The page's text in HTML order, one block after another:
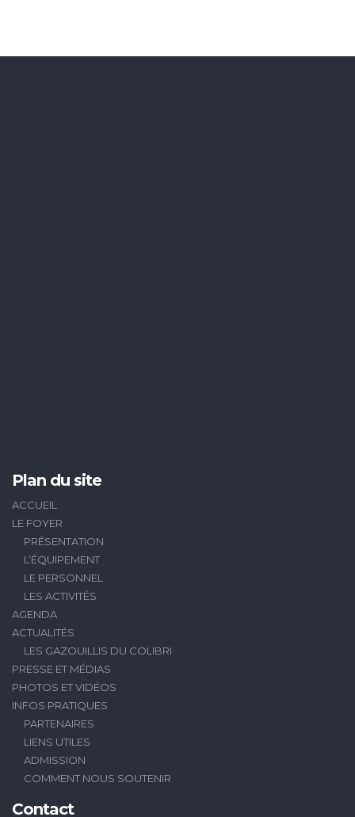
Plan du site
ACCUEIL
LE FOYER
PRÉSENTATION
L’ÉQUIPEMENT
LE PERSONNEL
LES ACTIVITÉS
AGENDA
ACTUALITÉS
LES GAZOUILLIS DU COLIBRI
PRESSE ET MÉDIAS
PHOTOS ET VIDÉOS
INFOS PRATIQUES
PARTENAIRES
LIENS UTILES
ADMISSION
COMMENT NOUS SOUTENIR
Contact